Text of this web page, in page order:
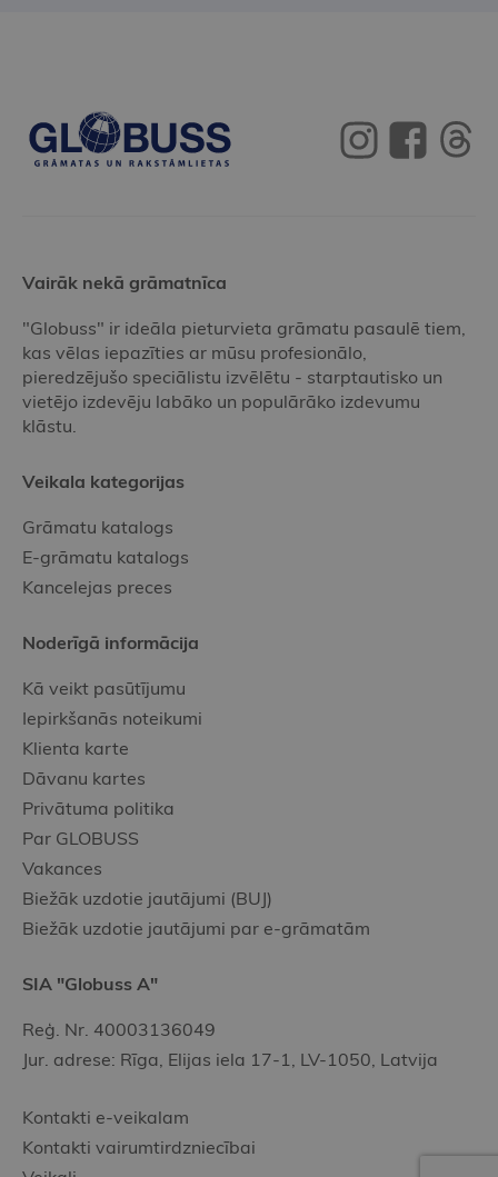
Vairāk nekā grāmatnīca
"Globuss" ir ideāla pieturvieta grāmatu pasaulē tiem,
kas vēlas iepazīties ar mūsu profesionālo,
pieredzējušo speciālistu izvēlētu - starptautisko un
vietējo izdevēju labāko un populārāko izdevumu
klāstu.
Veikala kategorijas
Grāmatu katalogs
E-grāmatu katalogs
Kancelejas preces
Noderīgā informācija
Kā veikt pasūtījumu
Iepirkšanās noteikumi
Klienta karte
Dāvanu kartes
Privātuma politika
Par GLOBUSS
Vakances
Biežāk uzdotie jautājumi (BUJ)
Biežāk uzdotie jautājumi par e-grāmatām
SIA "Globuss A"
Reģ. Nr. 40003136049
Jur. adrese: Rīga, Elijas iela 17-1, LV-1050, Latvija
Kontakti e-veikalam
Kontakti vairumtirdzniecībai